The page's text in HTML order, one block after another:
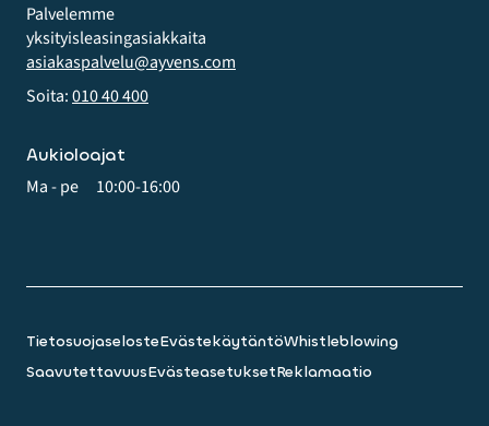
Palvelemme
yksityis­leasing­asiakkaita
asiakaspalvelu@ayvens.com
Soita:010 40 400
Aukioloajat
Ma - pe 10:00-16:00
TietosuojaselosteEvästekäytäntöWhistleblowing
SaavutettavuusEvästeasetuksetReklamaatio